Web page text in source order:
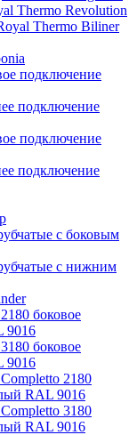
Thermo Revolution
Thermo Biliner
подключение
подключение
подключение
подключение
с боковым
с нижним
боковое
9016
боковое
9016
2180
RAL 9016
3180
RAL 9016